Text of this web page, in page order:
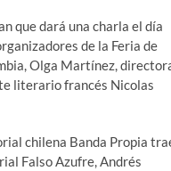
que dará una charla el día
de la Feria de
Olga Martínez,
literario francés Nicolas
chilena Banda Propia
Falso Azufre, Andrés